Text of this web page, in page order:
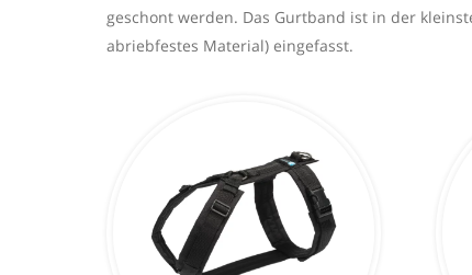
geschont werden. Das Gurtband ist in der
abriebfestes Material) eingefasst.